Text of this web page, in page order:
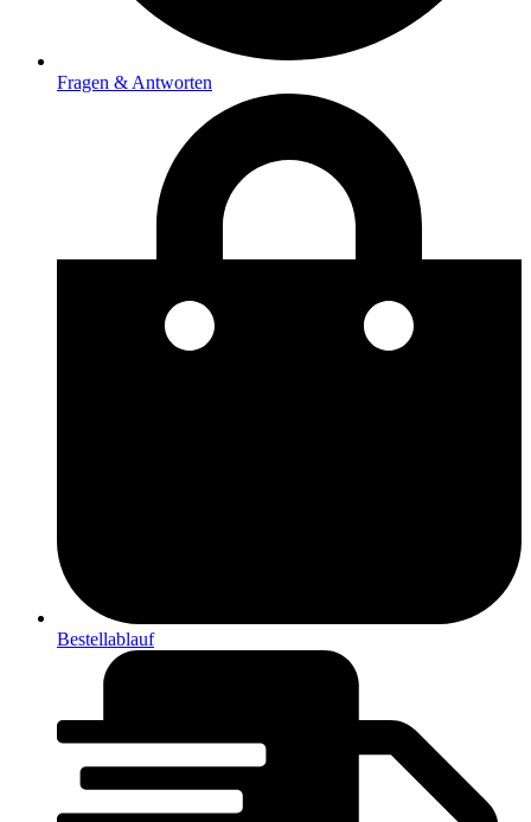
Fragen & Antworten
Bestellablauf